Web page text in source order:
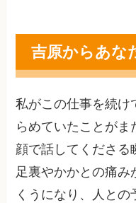
吉原からあな
私がこの仕事を続け
らめていたことが
顔で話してくださる
足裏やかかとの痛み
くうになり、人との